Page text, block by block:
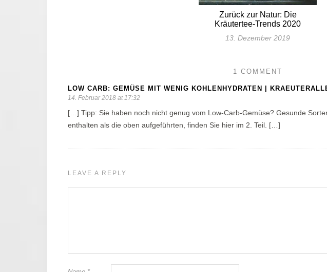
Zurück zur Natur: Die
Kräutertee-Trends 2020
13. Dezember 2019
1 COMMENT
LOW CARB: GEMÜSE MIT WENIG KOHLENHYDRATEN |
14. Februar 2018 at 17:32
[…] Tipp: Sie haben noch nicht genug vom Low-Carb-Gemüse? Gesunde
enthalten als die oben aufgeführten, finden Sie hier im 2. Teil. […]
LEAVE A REPLY